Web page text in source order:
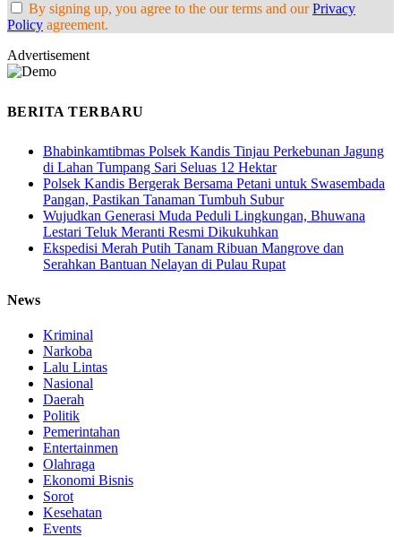
By signing up, you agree to the our terms and ourPrivacy
Policy agreement.
Advertisement
BERITA TERBARU
Bhabinkamtibmas Polsek Kandis Tinjau Perkebunan Jagung
di Lahan Tumpang Sari Seluas 12 Hektar
Polsek Kandis Bergerak Bersama Petani untuk Swasembada
Pangan, Pastikan Tanaman Tumbuh Subur
Wujudkan Generasi Muda Peduli Lingkungan, Bhuwana
Lestari Teluk Meranti Resmi Dikukuhkan
Ekspedisi Merah Putih Tanam Ribuan Mangrove dan
Serahkan Bantuan Nelayan di Pulau Rupat
News
Kriminal
Narkoba
Lalu Lintas
Nasional
Daerah
Politik
Pemerintahan
Entertainmen
Olahraga
Ekonomi Bisnis
Sorot
Kesehatan
Events